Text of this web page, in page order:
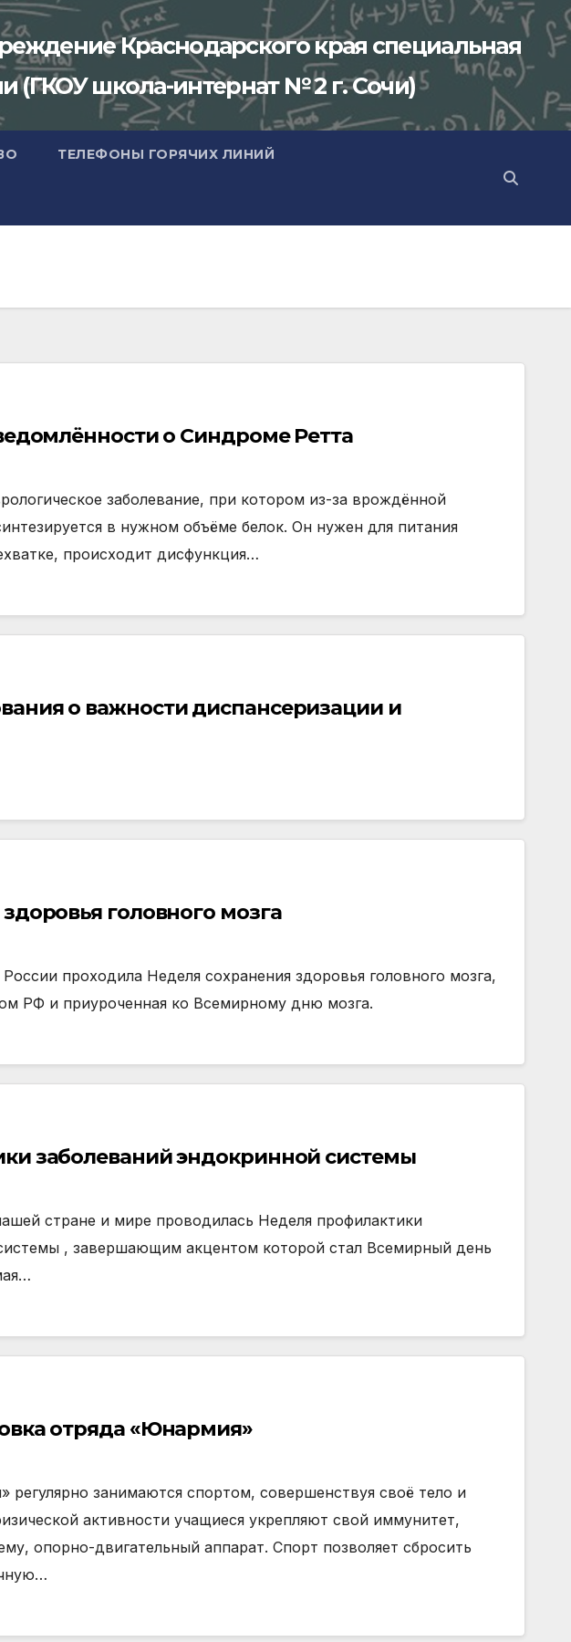
Краснодарского края специальная
(ГКОУ школа-интернат № 2 г. Сочи)
ТЕЛЕФОНЫ ГОРЯЧИХ ЛИНИЙ
о Синдроме Ретта
заболевание, при котором из-за врождённой
в нужном объёме белок. Он нужен для питания
происходит дисфункция…
о важности диспансеризации и
головного мозга
проходила Неделя сохранения здоровья головного мозга,
РФ и приуроченная ко Всемирному дню мозга.
заболеваний эндокринной системы
стране и мире проводилась Неделя профилактики
, завершающим акцентом которой стал Всемирный день
отряда «Юнармия»
регулярно занимаются спортом, совершенствуя своё тело и
активности учащиеся укрепляют свой иммунитет,
опорно-двигательный аппарат. Спорт позволяет сбросить